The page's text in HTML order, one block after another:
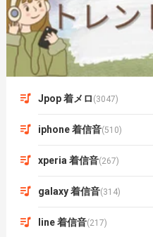
Jpop 着メロ (3047)
iphone 着信音(510)
xperia 着信音(267)
galaxy 着信音(314)
line 着信音(217)